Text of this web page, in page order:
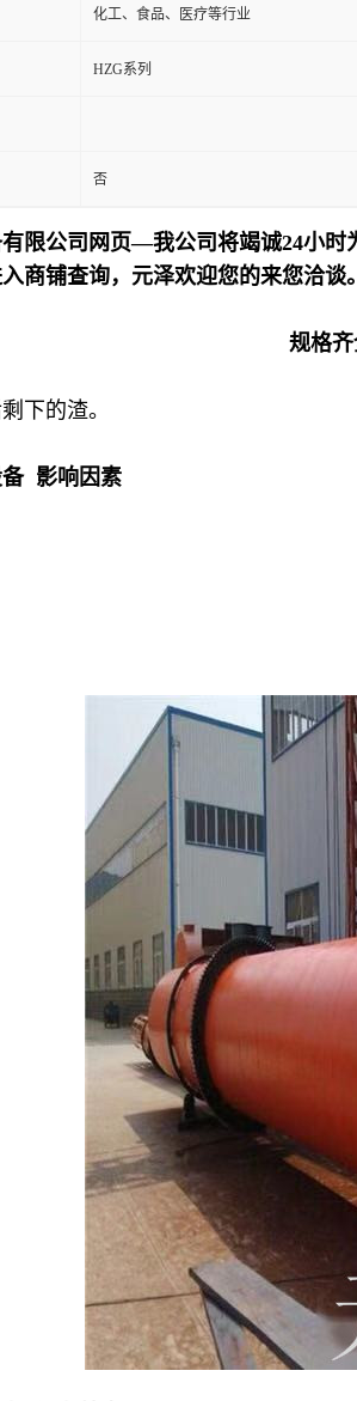
化工、食品、医疗等行业
HZG系列
否
限公司网页—我公司将竭诚24小
商铺查询，元泽欢迎您的来您洽谈
规格
下的渣。
备 影响因素